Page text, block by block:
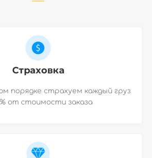
Страховка
порядке страхуем каждый груз
от стоимости заказа